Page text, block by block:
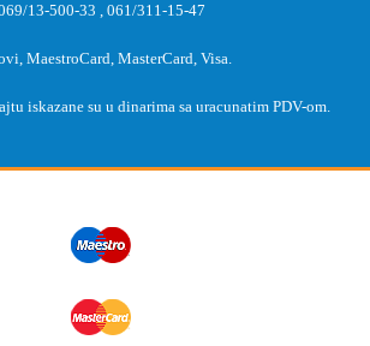
13-500-33 , 061/311-15-47
MaestroCard, MasterCard, Visa.
iskazane su u dinarima sa uracunatim PDV-om.